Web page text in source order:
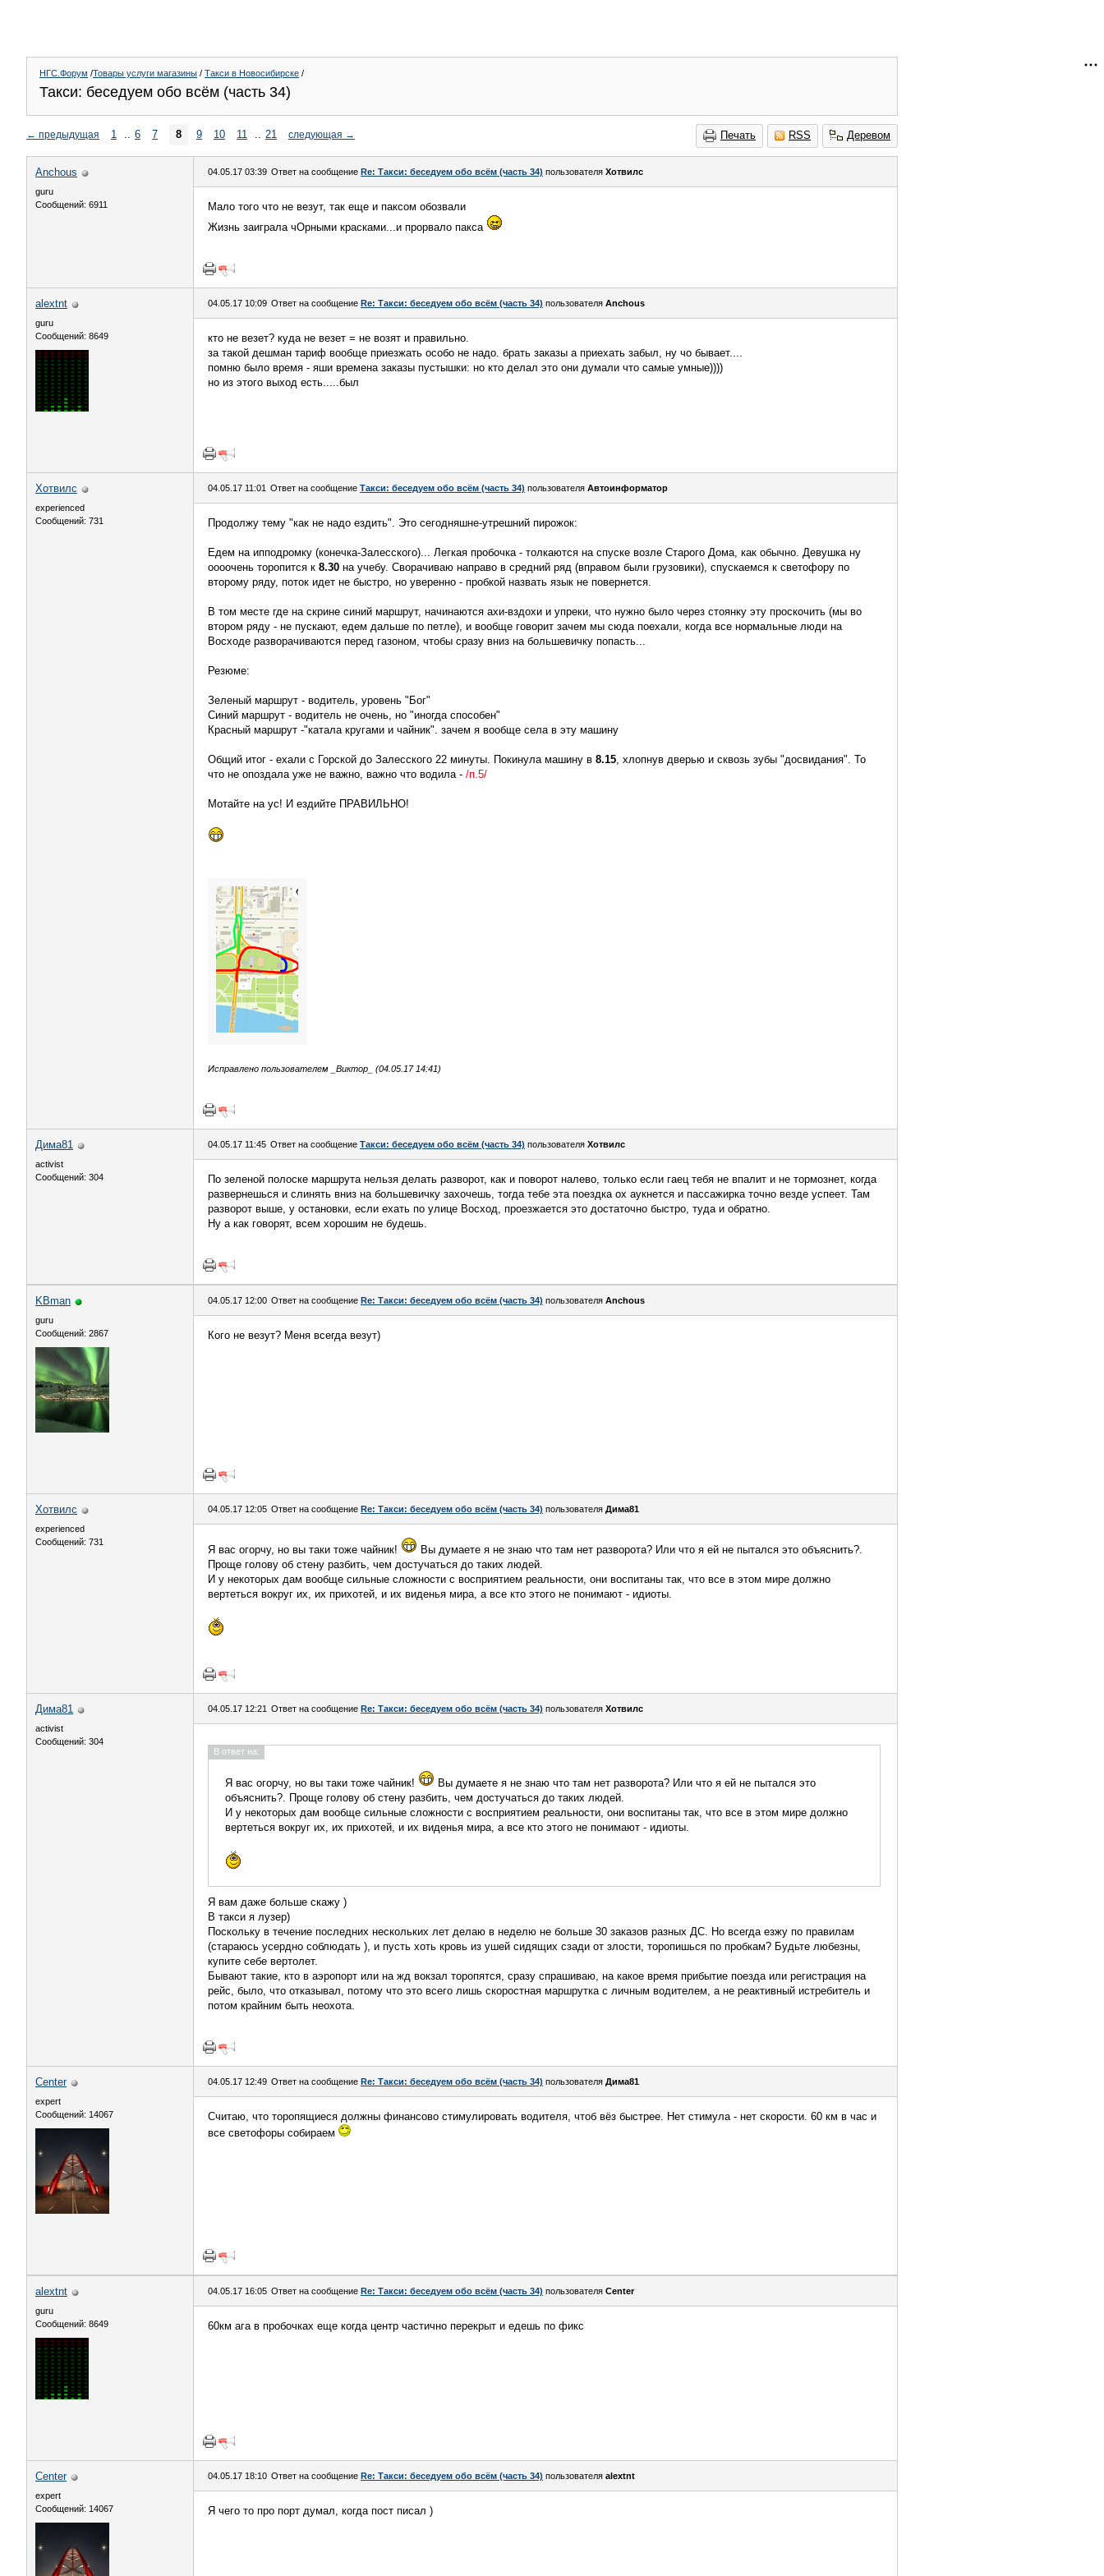
НГС.Форум /Товары услуги магазины / Такси в Новосибирске /
Такси: беседуем обо всём (часть 34)
Печать RSS Деревом
← предыдущая 1 .. 6 7 8 9 10 11 .. 21 следующая →
Anchous
guru
Сообщений: 6911
04.05.17 03:39 Ответ на сообщение Re: Такси: беседуем обо всём (часть 34) пользователя Хотвилс
Мало того что не везут, так еще и паксом обозвали
Жизнь заиграла чОрными красками...и прорвало пакса
alextnt
guru
Сообщений: 8649
04.05.17 10:09 Ответ на сообщение Re: Такси: беседуем обо всём (часть 34) пользователя Anchous
кто не везет? куда не везет = не возят и правильно.
за такой дешман тариф вообще приезжать особо не надо. брать заказы а приехать забыл, ну чо бывает....
помню было время - яши времена заказы пустышки: но кто делал это они думали что самые умные))))
но из этого выход есть.....был
Хотвилс
experienced
Сообщений: 731
04.05.17 11:01 Ответ на сообщение Такси: беседуем обо всём (часть 34) пользователя Автоинформатор
Продолжу тему "как не надо ездить". Это сегодняшне-утрешний пирожок:
Едем на ипподромку (конечка-Залесского)... Легкая пробочка - толкаются на спуске возле Старого Дома, как обычно. Девушка ну
оооочень торопится к 8.30 на учебу. Сворачиваю направо в средний ряд (вправом были грузовики), спускаемся к светофору по
второму ряду, поток идет не быстро, но уверенно - пробкой назвать язык не повернется.
В том месте где на скрине синий маршрут, начинаются ахи-вздохи и упреки, что нужно было через стоянку эту проскочить (мы во
втором ряду - не пускают, едем дальше по петле), и вообще говорит зачем мы сюда поехали, когда все нормальные люди на
Восходе разворачиваются перед газоном, чтобы сразу вниз на большевичку попасть...
Резюме:
Зеленый маршрут - водитель, уровень "Бог"
Синий маршрут - водитель не очень, но "иногда способен"
Красный маршрут -"катала кругами и чайник". зачем я вообще села в эту машину
Общий итог - ехали с Горской до Залесского 22 минуты. Покинула машину в 8.15, хлопнув дверью и сквозь зубы "досвидания". То
что не опоздала уже не важно, важно что водила - /п.5/
Мотайте на ус! И ездийте ПРАВИЛЬНО!
Исправлено пользователем _Виктор_ (04.05.17 14:41)
Дима81
activist
Сообщений: 304
04.05.17 11:45 Ответ на сообщение Такси: беседуем обо всём (часть 34) пользователя Хотвилс
По зеленой полоске маршрута нельзя делать разворот, как и поворот налево, только если гаец тебя не впалит и не тормознет, когда
развернешься и слинять вниз на большевичку захочешь, тогда тебе эта поездка ох аукнется и пассажирка точно везде успеет. Там
разворот выше, у остановки, если ехать по улице Восход, проезжается это достаточно быстро, туда и обратно.
Ну а как говорят, всем хорошим не будешь.
KBman
guru
Сообщений: 2867
04.05.17 12:00 Ответ на сообщение Re: Такси: беседуем обо всём (часть 34) пользователя Anchous
Кого не везут? Меня всегда везут)
Хотвилс
experienced
Сообщений: 731
04.05.17 12:05 Ответ на сообщение Re: Такси: беседуем обо всём (часть 34) пользователя Дима81
Я вас огорчу, но вы таки тоже чайник!
Вы думаете я не знаю что там нет разворота? Или что я ей не пытался это объяснить?.
Проще голову об стену разбить, чем достучаться до таких людей.
И у некоторых дам вообще сильные сложности с восприятием реальности, они воспитаны так, что все в этом мире должно
вертеться вокруг их, их прихотей, и их виденья мира, а все кто этого не понимают - идиоты.
Дима81
activist
Сообщений: 304
04.05.17 12:21 Ответ на сообщение Re: Такси: беседуем обо всём (часть 34) пользователя Хотвилс
В ответ на:
Я вас огорчу, но вы таки тоже чайник!
Вы думаете я не знаю что там нет разворота? Или что я ей не пытался это
объяснить?. Проще голову об стену разбить, чем достучаться до таких людей.
И у некоторых дам вообще сильные сложности с восприятием реальности, они воспитаны так, что все в этом мире должно
вертеться вокруг их, их прихотей, и их виденья мира, а все кто этого не понимают - идиоты.
Я вам даже больше скажу )
В такси я лузер)
Поскольку в течение последних нескольких лет делаю в неделю не больше 30 заказов разных ДС. Но всегда езжу по правилам
(стараюсь усердно соблюдать ), и пусть хоть кровь из ушей сидящих сзади от злости, торопишься по пробкам? Будьте любезны,
купите себе вертолет.
Бывают такие, кто в аэропорт или на жд вокзал торопятся, сразу спрашиваю, на какое время прибытие поезда или регистрация на
рейс, было, что отказывал, потому что это всего лишь скоростная маршрутка с личным водителем, а не реактивный истребитель и
потом крайним быть неохота.
Center
expert
Сообщений: 14067
04.05.17 12:49 Ответ на сообщение Re: Такси: беседуем обо всём (часть 34) пользователя Дима81
Считаю, что торопящиеся должны финансово стимулировать водителя, чтоб вёз быстрее. Нет стимула - нет скорости. 60 км в час и
все светофоры собираем
alextnt
guru
Сообщений: 8649
04.05.17 16:05 Ответ на сообщение Re: Такси: беседуем обо всём (часть 34) пользователя Center
60км ага в пробочках еще когда центр частично перекрыт и едешь по фикс
Center
expert
Сообщений: 14067
04.05.17 18:10 Ответ на сообщение Re: Такси: беседуем обо всём (часть 34) пользователя alextnt
Я чего то про порт думал, когда пост писал )